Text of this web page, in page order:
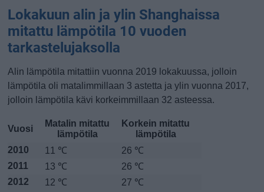
Lokakuun alin ja ylin Shanghaissa
mitattu lämpötila 10 vuoden
tarkastelujaksolla
Alin lämpötila mitattiin vuonna 2019 lokakuussa, jolloin
lämpötila oli matalimmillaan 3 astetta ja ylin vuonna 2017,
jolloin lämpötila kävi korkeimmillaan 32 asteessa.
Vuosi
Matalin mitattu
lämpötila
Korkein mitattu
lämpötila
2010
11 ℃
26 ℃
2011
13 ℃
26 ℃
2012
12 ℃
27 ℃